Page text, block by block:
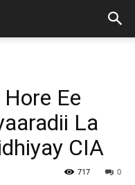
Ee
La
CIA
0
717